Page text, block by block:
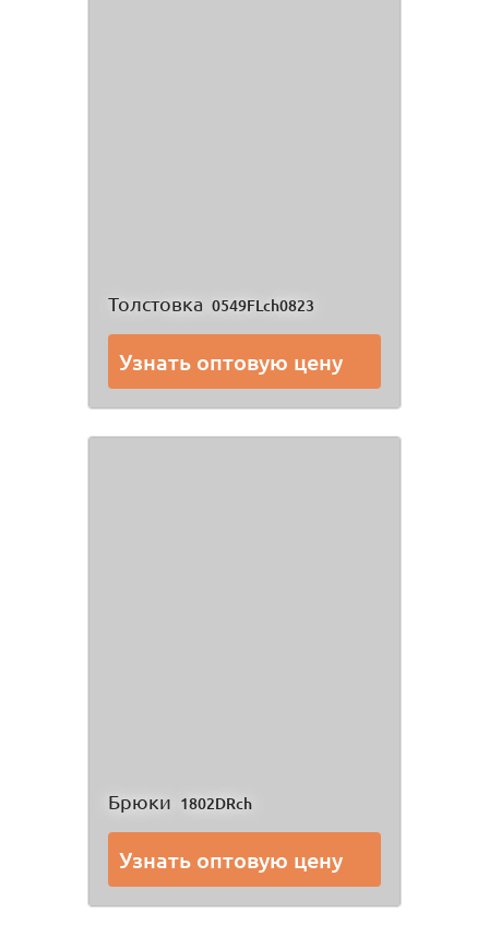
Толстовка 0549FLch0823
Узнать оптовую цену
Брюки 1802DRch
Узнать оптовую цену